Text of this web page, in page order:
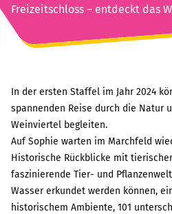
Freizeitschloss – entdeckt das
In der ersten Staffel im Jahr 2024
spannenden Reise durch die Natur
Weinviertel begleiten.
Auf Sophie warten im Marchfeld
Historische Rückblicke mit
faszinierende Tier- und
Wasser erkundet werden können,
historischem Ambiente, 101